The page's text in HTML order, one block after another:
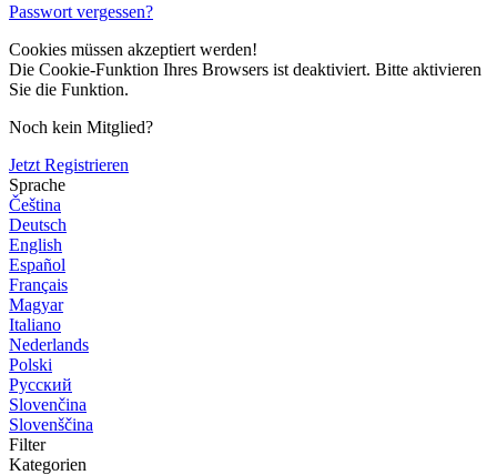
Passwort vergessen?
Cookies müssen akzeptiert werden!
Die Cookie-Funktion Ihres Browsers ist deaktiviert. Bitte aktivieren
Sie die Funktion.
Noch kein Mitglied?
Jetzt Registrieren
Sprache
Čeština
Deutsch
English
Español
Français
Magyar
Italiano
Nederlands
Polski
Русский
Slovenčina
Slovenščina
Filter
Kategorien